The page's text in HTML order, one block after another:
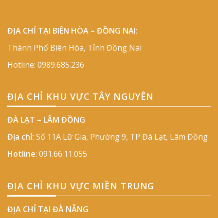
ĐỊA CHỈ TẠI BIÊN HÒA – ĐỒNG NAI:
Thành Phố Biên Hòa, Tỉnh Đồng Nai
Hotline: 0989.685.236
ĐỊA CHỈ KHU VỰC TÂY NGUYÊN
ĐÀ LẠT – LÂM ĐỒNG
Địa chỉ: Số 11A Lữ Gia, Phường 9, TP Đà Lạt, Lâm Đồng
Hotline: 091.66.11.055
ĐỊA CHỈ KHU VỰC MIỀN TRUNG
ĐỊA CHỈ TẠI ĐÀ NẴNG